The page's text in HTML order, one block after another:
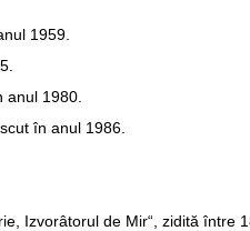
1959.
anul 1980.
în anul 1986.
Izvorâtorul de Mir“, zidită între